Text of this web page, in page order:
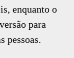
enquanto o
para
pessoas.